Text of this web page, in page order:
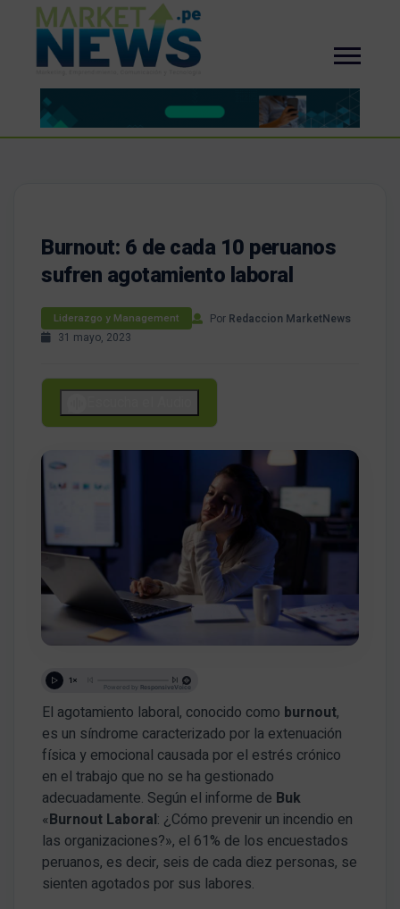
Burnout: 6 de cada 10 peruanos
sufren agotamiento laboral
Liderazgo y Management Por Redaccion MarketNews
31 mayo, 2023
El agotamiento laboral, conocido como burnout,
es un síndrome caracterizado por la extenuación
física y emocional causada por el estrés crónico
en el trabajo que no se ha gestionado
adecuadamente. Según el informe de Buk
«Burnout Laboral: ¿Cómo prevenir un incendio en
las organizaciones?», el 61% de los encuestados
peruanos, es decir, seis de cada diez personas, se
sienten agotados por sus labores.